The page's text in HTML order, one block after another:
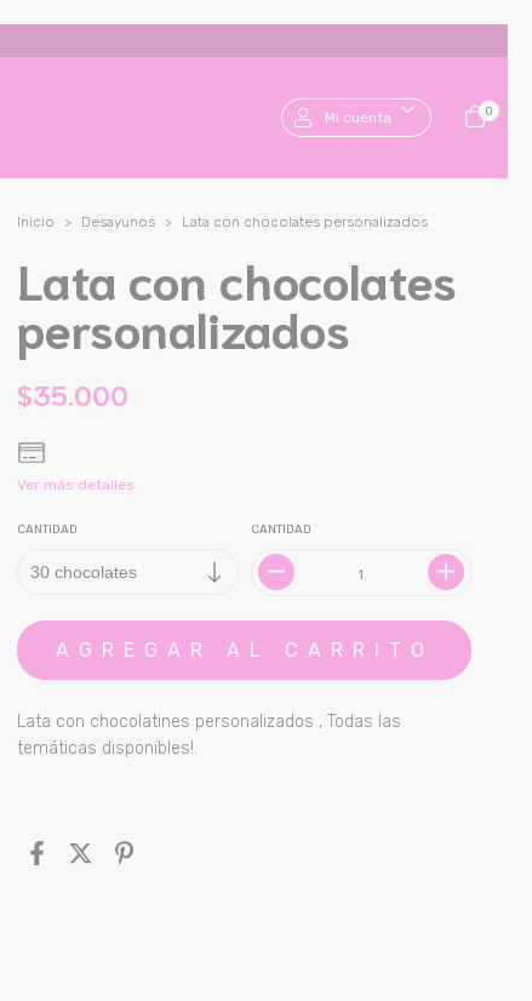
Mi cuenta 0
Inicio > Desayunos > Lata con chocolates personalizados
Lata con chocolates
personalizados
$35.000
Ver más detalles
CANTIDAD CANTIDAD
Lata con chocolatines personalizados , Todas las
temáticas disponibles!.